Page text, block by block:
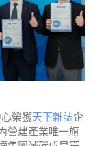
榮獲天下雜誌企
營建產業唯一旗